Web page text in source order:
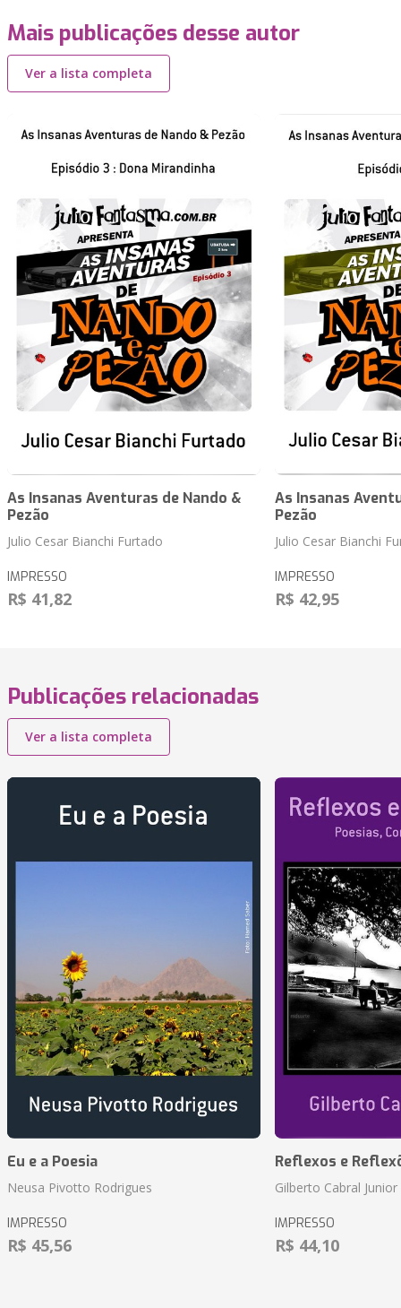
Mais publicações desse autor
Ver a lista completa
As Insanas Aventuras de Nando &
Pezão
Julio Cesar Bianchi Furtado
IMPRESSO
R$ 41,82
As Insanas
Pezão
Julio Cesar Bianchi
IMPRESSO
R$ 42,95
Publicações relacionadas
Ver a lista completa
Eu e a Poesia
Neusa Pivotto Rodrigues
IMPRESSO
R$ 45,56
Reflexos e
Gilberto Cabral Junior
IMPRESSO
R$ 44,10